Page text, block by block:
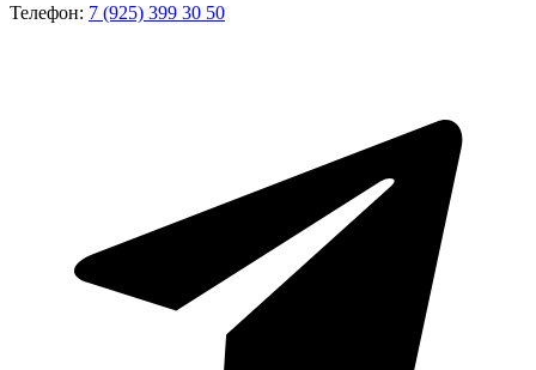
Телефон: 7 (925) 399 30 50